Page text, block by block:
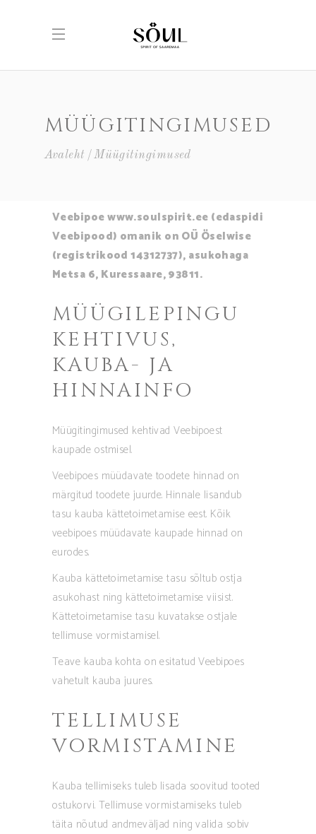
MÜÜGITINGIMUSED
Avaleht Müügitingimused
Veebipoe www.soulspirit.ee (edaspidi
Veebipood) omanik on OÜ Öselwise
(registrikood 14312737), asukohaga
Metsa 6, Kuressaare, 93811.
MÜÜGILEPINGU
KEHTIVUS,
KAUBA- JA
HINNAINFO
Müügitingimused kehtivad Veebipoest
kaupade ostmisel.
Veebipoes müüdavate toodete hinnad on
märgitud toodete juurde. Hinnale lisandub
tasu kauba kättetoimetamise eest. Kõik
veebipoes müüdavate kaupade hinnad on
eurodes.
Kauba kättetoimetamise tasu sõltub ostja
asukohast ning kättetoimetamise viisist.
Kättetoimetamise tasu kuvatakse ostjale
tellimuse vormistamisel.
Teave kauba kohta on esitatud Veebipoes
vahetult kauba juures.
TELLIMUSE
VORMISTAMINE
Kauba tellimiseks tuleb lisada soovitud tooted
ostukorvi. Tellimuse vormistamiseks tuleb
täita nõutud andmeväljad ning valida sobiv